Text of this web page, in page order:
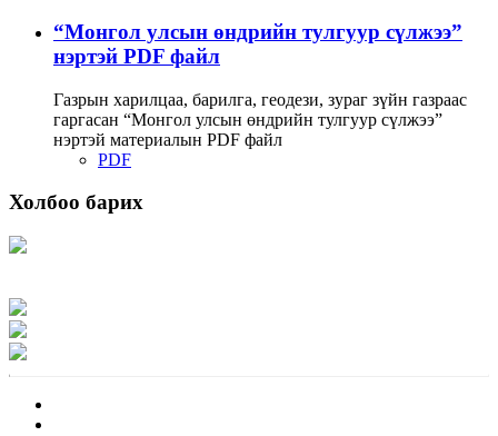
“Монгол улсын өндрийн тулгуур сүлжээ”
нэртэй PDF файл
Газрын харилцаа, барилга, геодези, зураг зүйн газраас
гаргасан “Монгол улсын өндрийн тулгуур сүлжээ”
нэртэй материалын PDF файл
PDF
Холбоо барих